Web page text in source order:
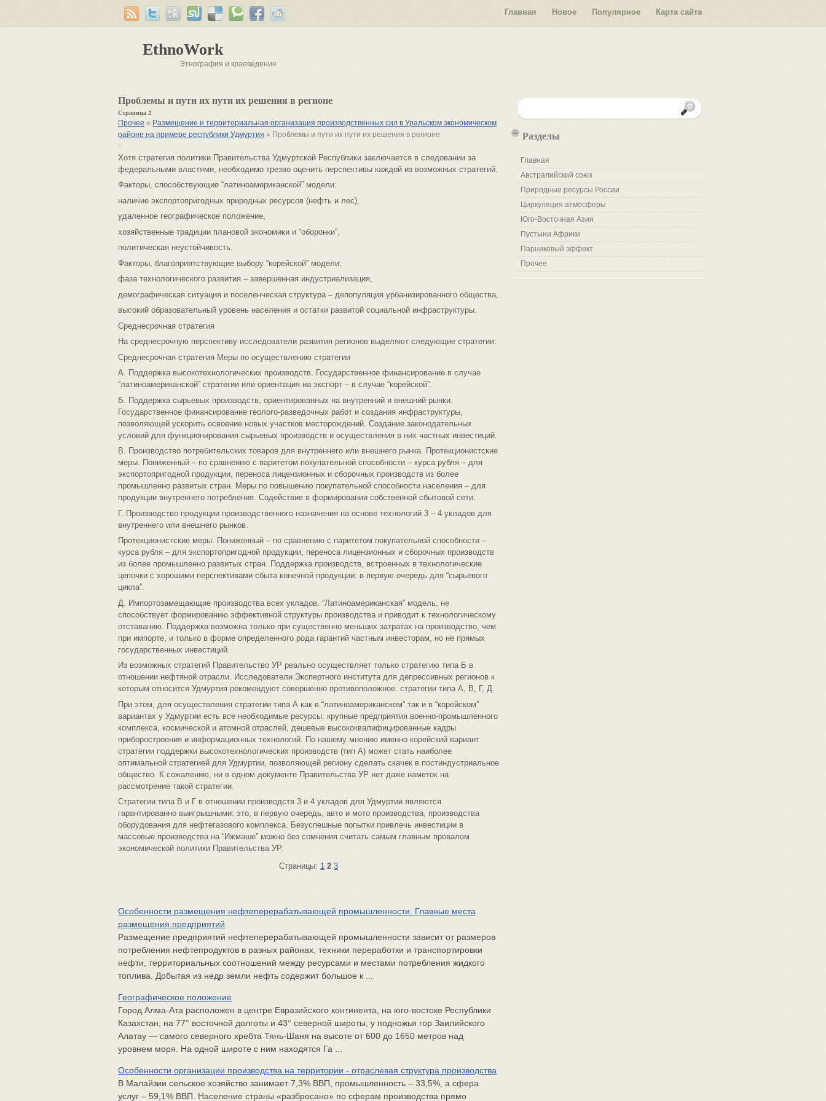
EthnoWork
Этнография и краеведение
Главная Новое Популярное Карта сайта
Проблемы и пути их пути их решения в регионе
Страница 2
Прочее » Размещение и территориальная организация производственных сил в Уральском экономическом
районе на примере республики Удмуртия » Проблемы и пути их пути их решения в регионе
Хотя стратегия политики Правительства Удмуртской Республики заключается в следовании за
федеральными властями, необходимо трезво оценить перспективы каждой из возможных стратегий.
Факторы, способствующие “латиноамериканской” модели:
наличие экспортопригодных природных ресурсов (нефть и лес),
удаленное географическое положение,
хозяйственные традиции плановой экономики и “оборонки”,
политическая неустойчивость.
Факторы, благоприятствующие выбору “корейской” модели:
фаза технологического развития – завершенная индустриализация,
демографическая ситуация и поселенческая структура – депопуляция урбанизированного общества,
высокий образовательный уровень населения и остатки развитой социальной инфраструктуры.
Среднесрочная стратегия
На среднесрочную перспективу исследователи развития регионов выделяют следующие стратегии:
Среднесрочная стратегия Меры по осуществлению стратегии
А. Поддержка высокотехнологических производств. Государственное финансирование в случае
“латиноамериканской” стратегии или ориентация на экспорт – в случае “корейской”.
Б. Поддержка сырьевых производств, ориентированных на внутренний и внешний рынки.
Государственное финансирование геолого-разведочных работ и создания инфраструктуры,
позволяющей ускорить освоение новых участков месторождений. Создание законодательных
условий для функционирования сырьевых производств и осуществления в них частных инвестиций.
В. Производство потребительских товаров для внутреннего или внешнего рынка. Протекционистские
меры. Пониженный – по сравнению с паритетом покупательной способности – курса рубля – для
экспортопригодной продукции, переноса лицензионных и сборочных производств из более
промышленно развитых стран. Меры по повышению покупательной способности населения – для
продукции внутреннего потребления. Содействие в формировании собственной сбытовой сети.
Г. Производство продукции производственного назначения на основе технологий 3 – 4 укладов для
внутреннего или внешнего рынков.
Протекционистские меры. Пониженный – по сравнению с паритетом покупательной способности –
курса рубля – для экспортопригодной продукции, переноса лицензионных и сборочных производств
из более промышленно развитых стран. Поддержка производств, встроенных в технологические
цепочки с хорошими перспективами сбыта конечной продукции: в первую очередь для “сырьевого
цикла”.
Д. Импортозамещающие производства всех укладов. “Латиноамериканская” модель, не
способствует формированию эффективной структуры производства и приводит к технологическому
отставанию. Поддержка возможна только при существенно меньших затратах на производство, чем
при импорте, и только в форме определенного рода гарантий частным инвесторам, но не прямых
государственных инвестиций.
Из возможных стратегий Правительство УР реально осуществляет только стратегию типа Б в
отношении нефтяной отрасли. Исследователи Экспертного института для депрессивных регионов к
которым относится Удмуртия рекомендуют совершенно противоположное: стратегии типа А, В, Г, Д.
При этом, для осуществления стратегии типа А как в “латиноамериканском” так и в “корейском”
вариантах у Удмуртии есть все необходимые ресурсы: крупные предприятия военно-промышленного
комплекса, космической и атомной отраслей, дешевые высококвалифицированные кадры
приборостроения и информационных технологий. По нашему мнению именно корейский вариант
стратегии поддержки высокотехнологических производств (тип А) может стать наиболее
оптимальной стратегией для Удмуртии, позволяющей региону сделать скачек в постиндустриальное
общество. К сожалению, ни в одном документе Правительства УР нет даже наметок на
рассмотрение такой стратегии.
Стратегии типа В и Г в отношении производств 3 и 4 укладов для Удмуртии являются
гарантированно выигрышными: это, в первую очередь, авто и мото производства, производства
оборудования для нефтегазового комплекса. Безуспешные попытки привлечь инвестиции в
массовые производства на “Ижмаше” можно без сомнения считать самым главным провалом
экономической политики Правительства УР.
Страницы: 1 2 3
Особенности размещения нефтеперерабатывающей промышленности. Главные места
размещения предприятий
Размещение предприятий нефтеперерабатывающей промышленности зависит от размеров
потребления нефтепродуктов в разных районах, техники переработки и транспортировки
нефти, территориальных соотношений между ресурсами и местами потребления жидкого
топлива. Добытая из недр земли нефть содержит большое к ...
Географическое положение
Город Алма-Ата расположен в центре Евразийского континента, на юго-востоке Республики
Казахстан, на 77° восточной долготы и 43° северной широты, у подножья гор Заилийского
Алатау — самого северного хребта Тянь-Шаня на высоте от 600 до 1650 метров над
уровнем моря. На одной широте с ним находятся Га ...
Особенности организации производства на территории - отраслевая структура производства
В Малайзии сельское хозяйство занимает 7,3% ВВП, промышленность – 33,5%, а сфера
услуг – 59,1% ВВП. Население страны «разбросано» по сферам производства прямо
Разделы
Главная
Австралийский союз
Природные ресурсы России
Циркуляция атмосферы
Юго-Восточная Азия
Пустыни Африки
Парниковый эффект
Прочее